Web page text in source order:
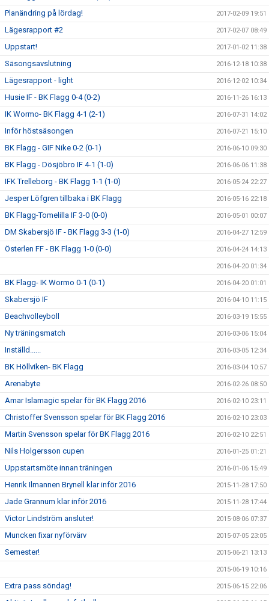
Planändring på lördag! 2017-02-09 19:51
Lägesrapport #2 2017-02-07 08:49
Uppstart! 2017-01-02 11:38
Säsongsavslutning 2016-12-18 10:38
Lägesrapport - light 2016-12-02 10:34
Husie IF - BK Flagg 0-4 (0-2) 2016-11-26 16:13
IK Wormo- BK Flagg 4-1 (2-1) 2016-07-31 14:02
Inför höstsäsongen 2016-07-21 15:10
BK Flagg - GIF Nike 0-2 (0-1) 2016-06-10 09:30
BK Flagg - Dösjöbro IF 4-1 (1-0) 2016-06-06 11:38
IFK Trelleborg - BK Flagg 1-1 (1-0) 2016-05-24 22:27
Jesper Löfgren tillbaka i BK Flagg 2016-05-16 22:18
BK Flagg-Tomelilla IF 3-0 (0-0) 2016-05-01 00:07
DM Skabersjö IF - BK Flagg 3-3 (1-0) 2016-04-27 12:59
Österlen FF - BK Flagg 1-0 (0-0) 2016-04-24 14:13
2016-04-20 01:34
BK Flagg- IK Wormo 0-1 (0-1) 2016-04-20 01:01
Skabersjö IF 2016-04-10 11:15
Beachvolleyboll 2016-03-19 15:55
Ny träningsmatch 2016-03-06 15:04
Inställd...... 2016-03-05 12:34
BK Höllviken- BK Flagg 2016-03-04 10:57
Arenabyte 2016-02-26 08:50
Amar Islamagic spelar för BK Flagg 2016 2016-02-10 23:11
Christoffer Svensson spelar för BK Flagg 2016 2016-02-10 23:03
Martin Svensson spelar för BK Flagg 2016 2016-02-10 22:51
Nils Holgersson cupen 2016-01-25 01:21
Uppstartsmöte innan träningen 2016-01-06 15:49
Henrik Ilmannen Brynell klar inför 2016 2015-11-28 17:50
Jade Grannum klar inför 2016 2015-11-28 17:44
Victor Lindström ansluter! 2015-08-06 07:37
Muncken fixar nyförvärv 2015-07-05 23:05
Semester! 2015-06-21 13:13
2015-06-19 10:16
Extra pass söndag! 2015-06-15 22:06